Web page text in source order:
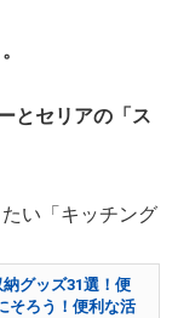
とセリアの「ス
い「キッチング
グッズ31選！便
そろう！便利な活